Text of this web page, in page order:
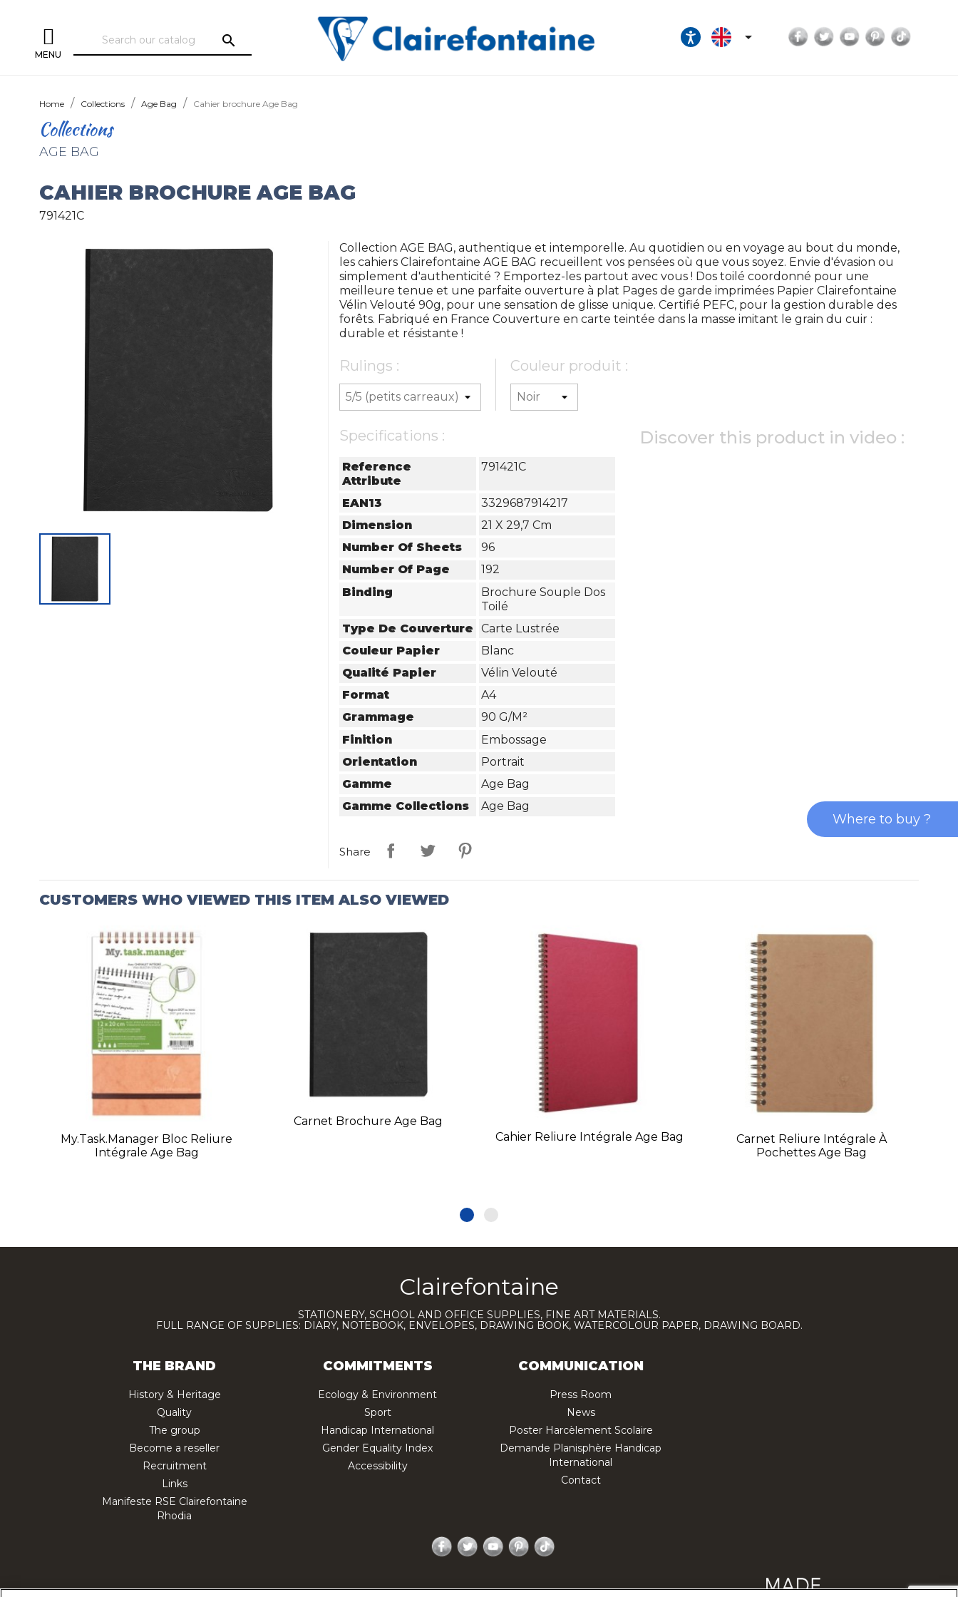
MENU
search  Facebook
TwitterYouTubePinterest
Home Collections Age Bag Cahier brochure Age Bag
Collections
AGE BAG
CAHIER BROCHURE AGE BAG
791421C
Collection AGE BAG, authentique et intemporelle. Au quotidien ou en voyage au bout du monde,
les cahiers Clairefontaine AGE BAG recueillent vos pensées où que vous soyez. Envie d'évasion ou
simplement d'authenticité ? Emportez-les partout avec vous ! Dos toilé coordonné pour une
meilleure tenue et une parfaite ouverture à plat Pages de garde imprimées Papier Clairefontaine
Vélin Velouté 90g, pour une sensation de glisse unique. Certifié PEFC, pour la gestion durable des
forêts. Fabriqué en France Couverture en carte teintée dans la masse imitant le grain du cuir :
durable et résistante !
Rulings : Couleur produit :
Specifications :
Reference
Attribute
791421C
EAN13
3329687914217
Dimension
21 X 29,7 Cm
Number Of Sheets
96
Number Of Page
192
Binding
Brochure Souple Dos
Toilé
Type De Couverture
Carte Lustrée
Couleur Papier
Blanc
Qualité Papier
Vélin Velouté
Format
A4
Grammage
90 G/m²
Finition
Embossage
Orientation
Portrait
Gamme
Age Bag
Gamme Collections
Age Bag
Share
Discover this product in video :
CUSTOMERS WHO VIEWED THIS ITEM ALSO VIEWED
My.task.manager Bloc Reliure
Intégrale Age Bag
Carnet Brochure Age Bag
Cahier Reliure Intégrale Age Bag
Carnet Reliure Intégrale À
Pochettes Age Bag
Clairefontaine
STATIONERY, SCHOOL AND OFFICE SUPPLIES, FINE ART MATERIALS.
FULL RANGE OF SUPPLIES: DIARY, NOTEBOOK, ENVELOPES, DRAWING BOOK, WATERCOLOUR PAPER, DRAWING BOARD.
THE BRAND
History & Heritage
Quality
The group
Become a reseller
Recruitment
Links
Manifeste RSE Clairefontaine
Rhodia
COMMITMENTS
Ecology & Environment
Sport
Handicap International
Gender Equality Index
Accessibility
COMMUNICATION
Press Room
News
Poster Harcèlement Scolaire
Demande Planisphère Handicap
International
Contact
Facebook
TwitterYouTubePinterest
Where to buy ?